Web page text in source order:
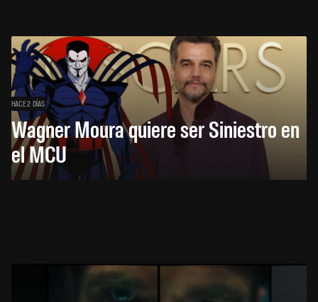
HACE 2 DÍAS
Wagner Moura quiere ser Siniestro en
el MCU